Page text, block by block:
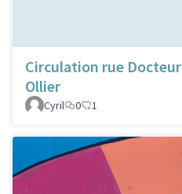
Circulation rue Docteur
Ollier
Cyril
0 1